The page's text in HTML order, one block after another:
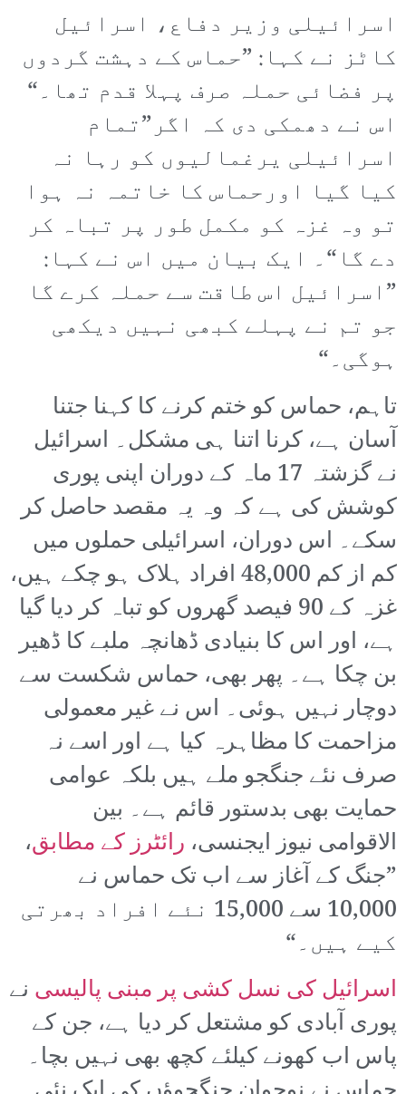
اسرائیلی وزیر دفاع، اسرائیل
کاٹز نے کہا: ”حماس کے دہشت گردوں
پر فضائی حملہ صرف پہلا قدم تھا۔“
اس نے دھمکی دی کہ اگر”تمام
اسرائیلی یرغمالیوں کو رہا نہ
کیا گیا اورحماس کا خاتمہ نہ ہوا
تو وہ غزہ کو مکمل طور پر تباہ کر
دے گا“۔ ایک بیان میں اس نے کہا:
”اسرائیل اس طاقت سے حملہ کرے گا
جو تم نے پہلے کبھی نہیں دیکھی
ہوگی۔“
تاہم، حماس کو ختم کرنے کا کہنا جتنا
آسان ہے، کرنا اتنا ہی مشکل۔ اسرائیل
نے گزشتہ 17 ماہ کے دوران اپنی پوری
کوشش کی ہے کہ وہ یہ مقصد حاصل کر
سکے۔ اس دوران، اسرائیلی حملوں میں
کم از کم 48,000 افراد ہلاک ہو چکے ہیں،
غزہ کے 90 فیصد گھروں کو تباہ کر دیا گیا
ہے، اور اس کا بنیادی ڈھانچہ ملبے کا ڈھیر
بن چکا ہے۔ پھر بھی، حماس شکست سے
دوچار نہیں ہوئی۔ اس نے غیر معمولی
مزاحمت کا مظاہرہ کیا ہے اور اسے نہ
صرف نئے جنگجو ملے ہیں بلکہ عوامی
حمایت بھی بدستور قائم ہے۔ بین
الاقوامی نیوز ایجنسی، رائٹرز کے مطابق،
”جنگ کے آغاز سے اب تک حماس نے
10,000 سے 15,000 نئے افراد بھرتی
کیے ہیں۔“
اسرائیل کی نسل کشی پر مبنی پالیسی نے
پوری آبادی کو مشتعل کر دیا ہے، جن کے
پاس اب کھونے کیلئے کچھ بھی نہیں بچا۔